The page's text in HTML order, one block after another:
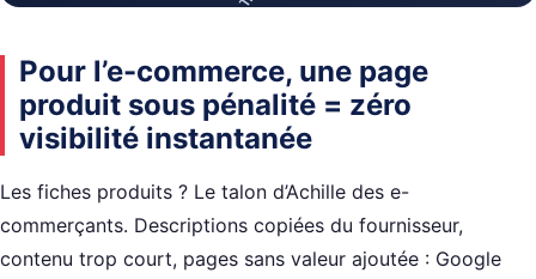
Pour l’e-commerce, une page
produit sous pénalité = zéro
visibilité instantanée
Les fiches produits ? Le talon d’Achille des e-
commerçants. Descriptions copiées du fournisseur,
contenu trop court, pages sans valeur ajoutée : Google